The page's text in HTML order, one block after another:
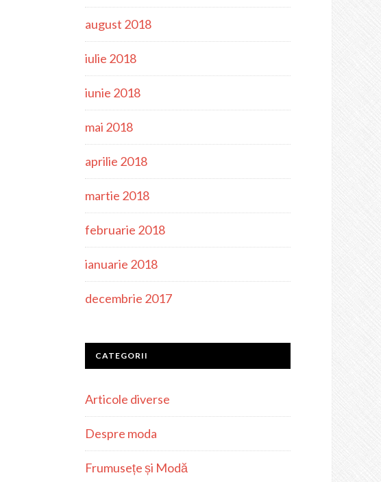
august 2018
iulie 2018
iunie 2018
mai 2018
aprilie 2018
martie 2018
februarie 2018
ianuarie 2018
decembrie 2017
CATEGORII
Articole diverse
Despre moda
Frumusețe și Modă